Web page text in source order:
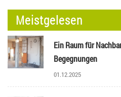
Meistgelesen
Ein Raum für
Begegnungen
01.12.2025